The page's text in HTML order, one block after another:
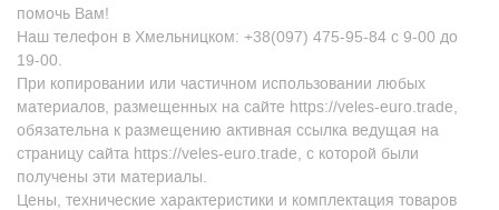
помочь Вам!
Наш телефон в Хмельницком: +38(097) 475-95-84 с 9-00 до
19-00.
При копировании или частичном использовании любых
материалов, размещенных на сайте https://veles-euro.trade,
обязательна к размещению активная ссылка ведущая на
страницу сайта https://veles-euro.trade, с которой были
получены эти материалы.
Цены, технические характеристики и комплектация товаров